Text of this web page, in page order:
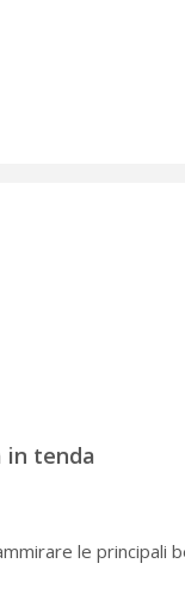
in tenda
le principali